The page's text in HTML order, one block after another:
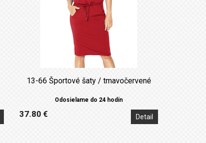
13-66 Športové šaty / tmavočervené
Odosielame do 24 hodín
37.80 € Detail